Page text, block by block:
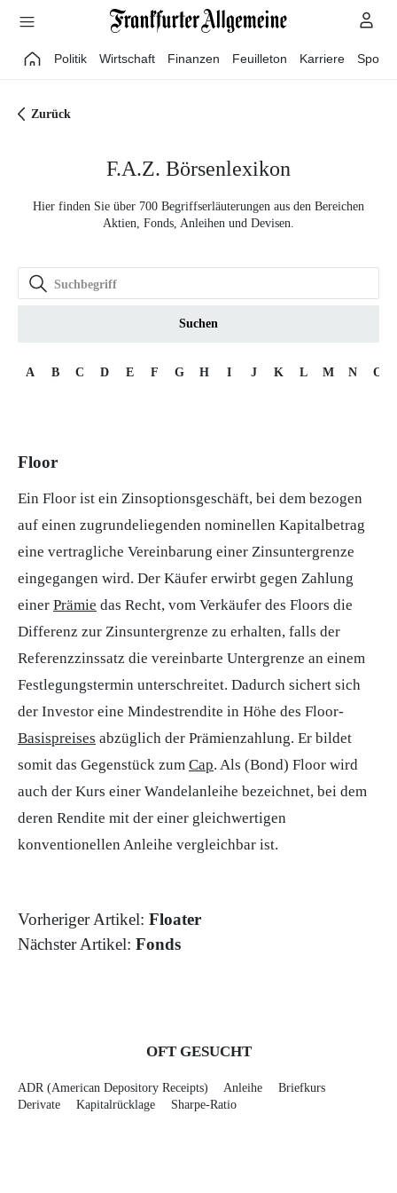
Direkt zum Hauptinhalt
Politik Wirtschaft Finanzen Feuilleton Karriere Sport
Zurück
F.A.Z. Börsenlexikon
Hier finden Sie über 700 Begriffserläuterungen aus den Bereichen
Aktien, Fonds, Anleihen und Devisen.
Suchen
A B C D E F G H I J K L M N O
Floor
Ein Floor ist ein Zinsoptionsgeschäft, bei dem bezogen
auf einen zugrundeliegenden nominellen Kapitalbetrag
eine vertragliche Vereinbarung einer Zinsuntergrenze
eingegangen wird. Der Käufer erwirbt gegen Zahlung
einer Prämie das Recht, vom Verkäufer des Floors die
Differenz zur Zinsuntergrenze zu erhalten, falls der
Referenzzinssatz die vereinbarte Untergrenze an einem
Festlegungstermin unterschreitet. Dadurch sichert sich
der Investor eine Mindestrendite in Höhe des Floor-
Basispreises abzüglich der Prämienzahlung. Er bildet
somit das Gegenstück zum Cap. Als (Bond) Floor wird
auch der Kurs einer Wandelanleihe bezeichnet, bei dem
deren Rendite mit der einer gleichwertigen
konventionellen Anleihe vergleichbar ist.
Vorheriger Artikel: Floater
Nächster Artikel: Fonds
OFT GESUCHT
ADR (American Depository Receipts) Anleihe
Briefkurs
Derivate
Kapitalrücklage Sharpe-Ratio